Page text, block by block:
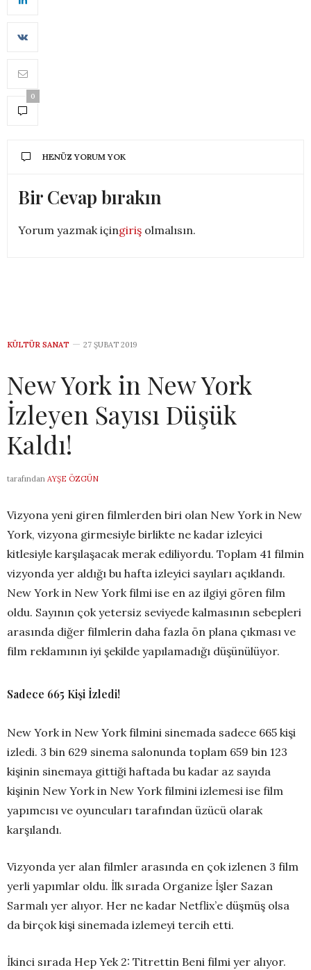
0
HENÜZ YORUM YOK
Bir Cevap bırakın
Yorum yazmak içingiriş olmalısın.
KÜLTÜR SANAT 27 ŞUBAT 2019
New York in New York
İzleyen Sayısı Düşük
Kaldı!
tarafından AYŞE ÖZGÜN
Vizyona yeni giren filmlerden biri olan New York in New
York, vizyona girmesiyle birlikte ne kadar izleyici
kitlesiyle karşılaşacak merak ediliyordu. Toplam 41 filmin
vizyonda yer aldığı bu hafta izleyici sayıları açıklandı.
New York in New York filmi ise en az ilgiyi gören film
oldu. Sayının çok yetersiz seviyede kalmasının sebepleri
arasında diğer filmlerin daha fazla ön plana çıkması ve
film reklamının iyi şekilde yapılamadığı düşünülüyor.
Sadece 665 Kişi İzledi!
New York in New York filmini sinemada sadece 665 kişi
izledi. 3 bin 629 sinema salonunda toplam 659 bin 123
kişinin sinemaya gittiği haftada bu kadar az sayıda
kişinin New York in New York filmini izlemesi ise film
yapımcısı ve oyuncuları tarafından üzücü olarak
karşılandı.
Vizyonda yer alan filmler arasında en çok izlenen 3 film
yerli yapımlar oldu. İlk sırada Organize İşler Sazan
Sarmalı yer alıyor. Her ne kadar Netflix’e düşmüş olsa
da birçok kişi sinemada izlemeyi tercih etti.
İkinci sırada Hep Yek 2: Titrettin Beni filmi yer alıyor.